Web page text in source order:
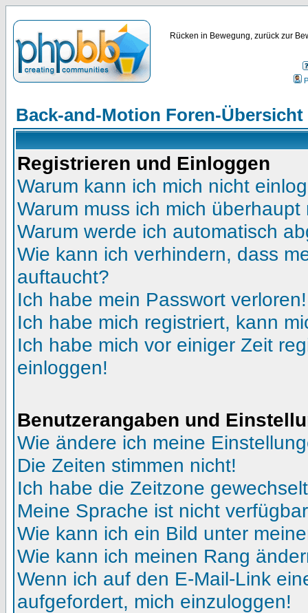
Rücken in Bewegung, zurück zur
Back-and-Motion Foren-Übersicht
Registrieren und Einloggen
Warum kann ich mich nicht
Warum muss ich mich überhaupt
Warum werde ich automatisch
Wie kann ich verhindern, dass
auftaucht?
Ich habe mein Passwort verloren!
Ich habe mich registriert, kann
Ich habe mich vor einiger Zeit
einloggen!
Benutzerangaben und
Wie ändere ich meine
Die Zeiten stimmen nicht!
Ich habe die Zeitzone
Meine Sprache ist nicht
Wie kann ich ein Bild unter
Wie kann ich meinen Rang
Wenn ich auf den E-Mail-Link
aufgefordert, mich einzuloggen!